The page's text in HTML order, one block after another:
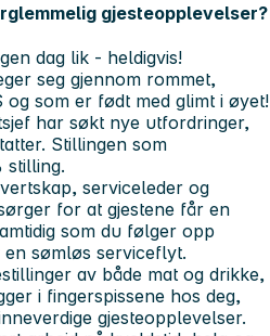
gjesteopplevelser?
dag lik - heldigvis!
seg gjennom rommet,
som er født med glimt i øyet!
har søkt nye utfordringer,
Stillingen som
stilling.
serviceleder og
for at gjestene får en
som du følger opp
sømløs serviceflyt.
av både mat og drikke,
i fingerspissene hos deg,
gjesteopplevelser.